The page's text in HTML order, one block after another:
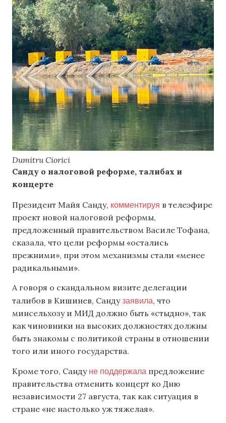
Dumitru Ciorici
Санду о налоговой реформе, талибах и
концерте
Президент Майя Санду, комментируя в телеэфире
проект новой налоговой реформы,
предложенный правительством Василе Тофана,
сказала, что цели реформы «остались
прежними», при этом механизмы стали «менее
радикальными».
А говоря о скандальном визите делегации
талибов в Кишинев, Сандузаявила, что
минсельхозу и МИД должно быть «стыдно», так
как чиновники на высоких должностях должны
быть знакомы с политикой страны в отношении
того или иного государства.
Кроме того, Санду не поддержала предложение
правительства отменить концерт ко Дню
независимости 27 августа, так как ситуация в
стране «не настолько уж тяжелая».